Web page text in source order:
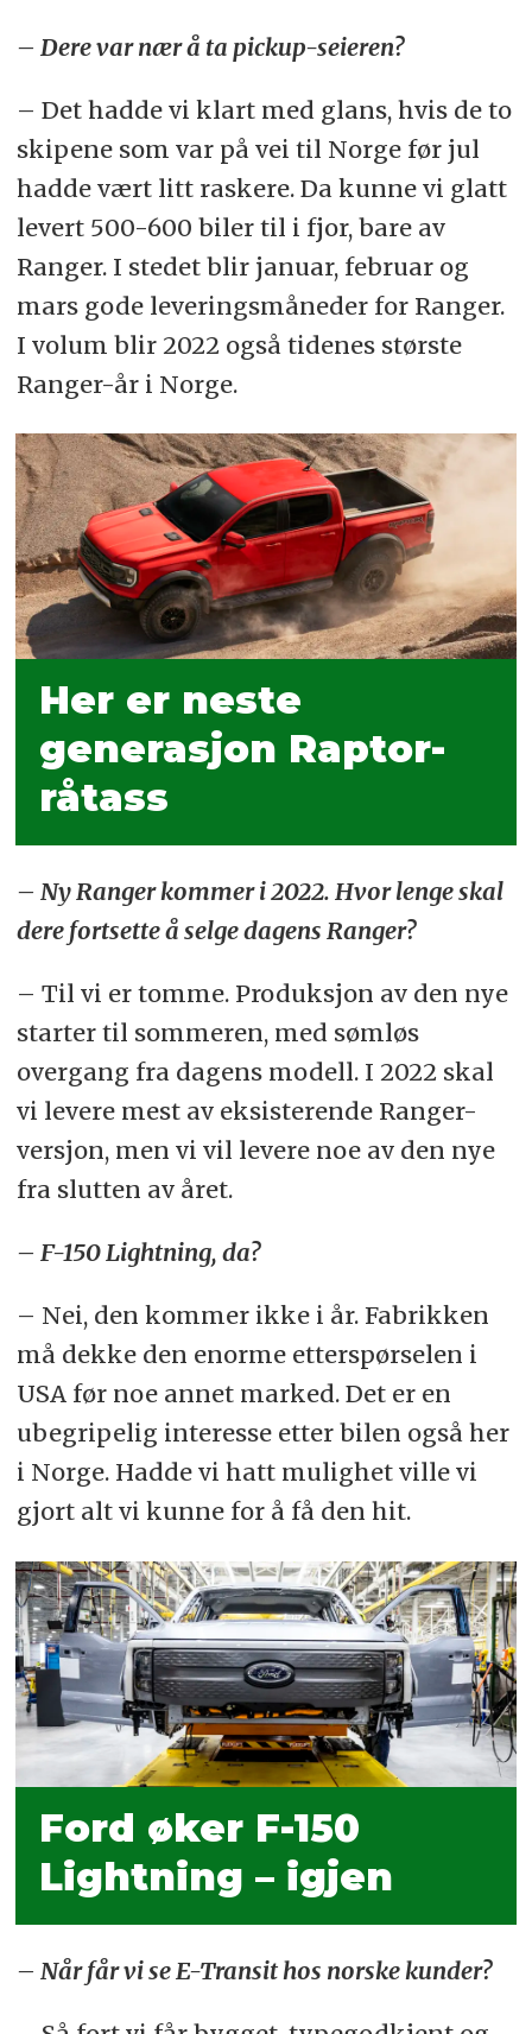
– Dere var nær å ta pickup-seieren?
– Det hadde vi klart med glans, hvis de to
skipene som var på vei til Norge før jul
hadde vært litt raskere. Da kunne vi glatt
levert 500-600 biler til i fjor, bare av
Ranger. I stedet blir januar, februar og
mars gode leveringsmåneder for Ranger.
I volum blir 2022 også tidenes største
Ranger-år i Norge.
Her er neste
generasjon Raptor-
råtass
– Ny Ranger kommer i 2022. Hvor lenge skal
dere fortsette å selge dagens Ranger?
– Til vi er tomme. Produksjon av den nye
starter til sommeren, med sømløs
overgang fra dagens modell. I 2022 skal
vi levere mest av eksisterende Ranger-
versjon, men vi vil levere noe av den nye
fra slutten av året.
– F-150 Lightning, da?
– Nei, den kommer ikke i år. Fabrikken
må dekke den enorme etterspørselen i
USA før noe annet marked. Det er en
ubegripelig interesse etter bilen også her
i Norge. Hadde vi hatt mulighet ville vi
gjort alt vi kunne for å få den hit.
Ford øker F-150
Lightning – igjen
– Når får vi se E-Transit hos norske kunder?